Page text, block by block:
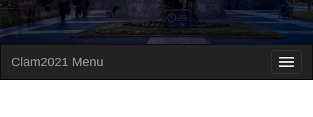
Clam2021 Menu